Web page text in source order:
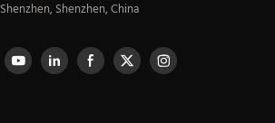
Shenzhen, Shenzhen, China